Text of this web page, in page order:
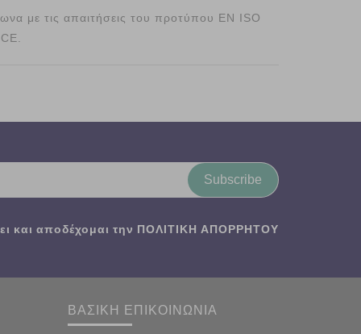
με τις απαιτήσεις του προτύπου EN ISO
Subscribe
και αποδέχομαι την ΠΟΛΙΤΙΚΗ ΑΠΟΡΡΗΤΟΥ
ΒΑΣΙΚΗ ΕΠΙΚΟΙΝΩΝΙΑ